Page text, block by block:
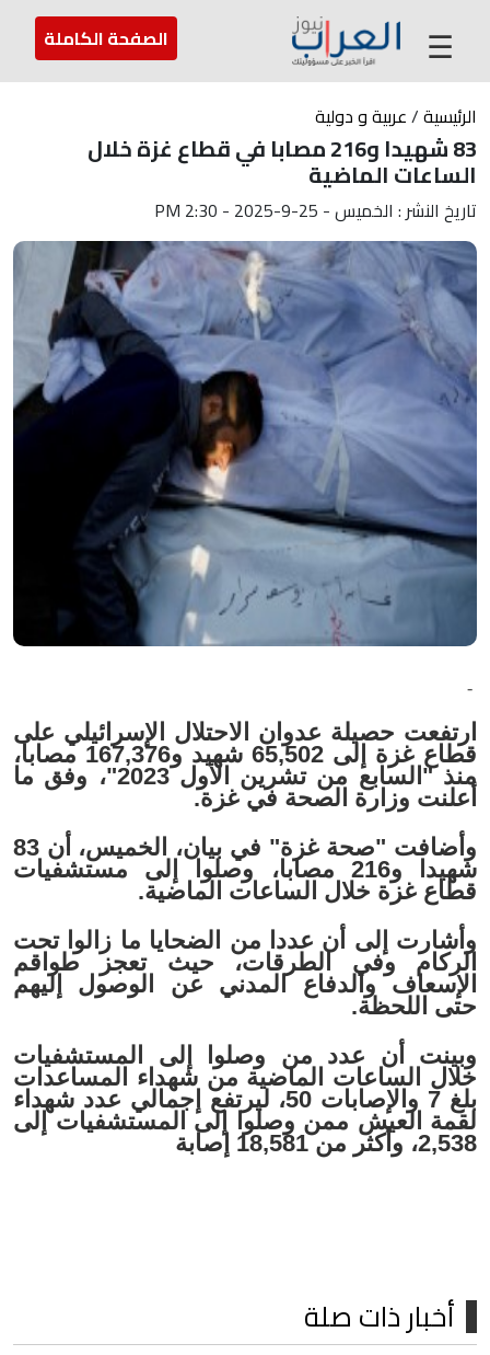
عن العراب ارسل لنا ☰ الصفحة الكاملة
الرئيسية/عربية و دولية
83 شهيدا و216 مصابا في قطاع غزة خلال
الساعات الماضية
تاريخ النشر : الخميس - 25-9-2025 - 2:30 PM
-
ارتفعت حصيلة عدوان الاحتلال الإسرائيلي على
قطاع غزة إلى 65,502 شهيد و167,376 مصابا،
منذ "السابع من تشرين الأول 2023"، وفق ما
أعلنت وزارة الصحة في غزة.
وأضافت "صحة غزة" في بيان، الخميس، أن 83
شهيدا و216 مصابا، وصلوا إلى مستشفيات
قطاع غزة خلال الساعات الماضية.
وأشارت إلى أن عددا من الضحايا ما زالوا تحت
الركام وفي الطرقات، حيث تعجز طواقم
الإسعاف والدفاع المدني عن الوصول إليهم
حتى اللحظة.
وبينت أن عدد من وصلوا إلى المستشفيات
خلال الساعات الماضية من شهداء المساعدات
بلغ 7 والإصابات 50، ليرتفع إجمالي عدد شهداء
لقمة العيش ممن وصلوا إلى المستشفيات إلى
2,538، وأكثر من 18,581 إصابة
أخبار ذات صلة